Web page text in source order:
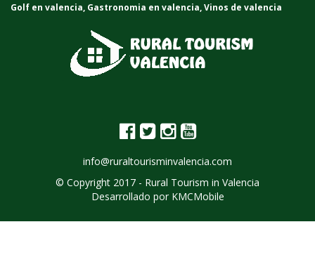
Golf en valencia, Gastronomia en valencia,Vinos de valencia
info@ruraltourisminvalencia.com
© Copyright 2017 - Rural Tourism in Valencia
Desarrollado por KMCMobile